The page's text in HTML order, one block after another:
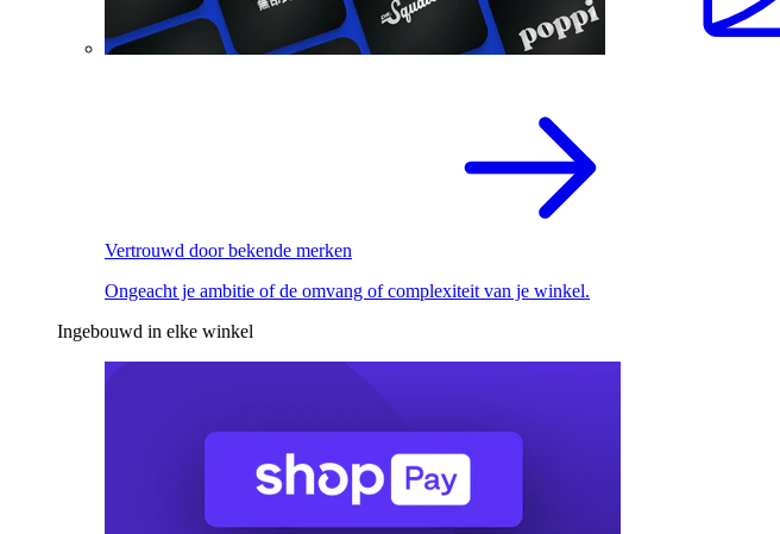
Vertrouwd door bekende merken
Ongeacht je ambitie of de omvang of complexiteit van je winkel.
Ingebouwd in elke winkel